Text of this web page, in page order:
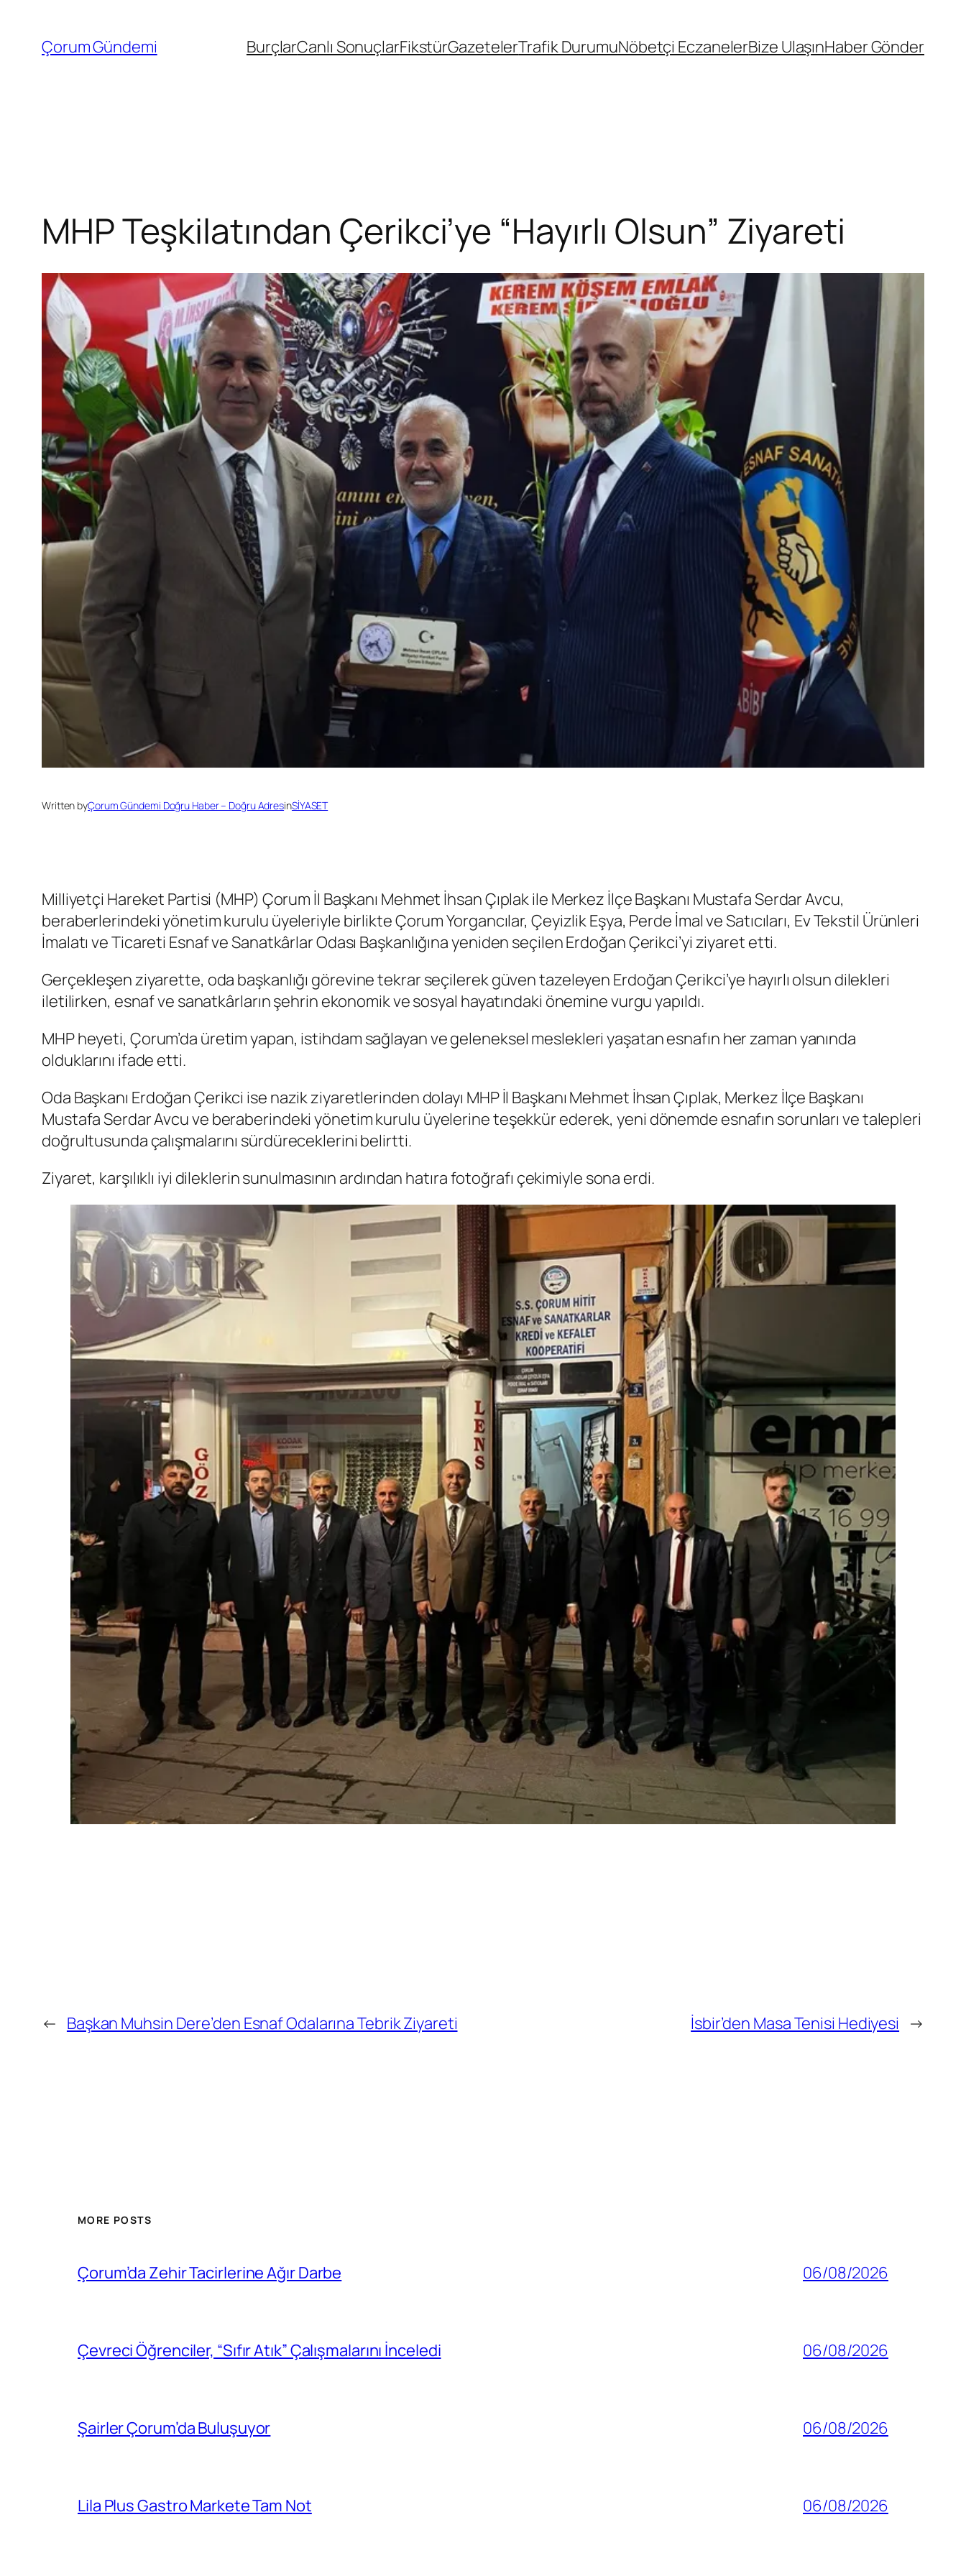
Çorum Gündemi BurçlarCanlı SonuçlarFikstürGazetelerTrafik DurumuNöbetçi EczanelerBize UlaşınHaber Gönder
MHP Teşkilatından Çerikci’ye “Hayırlı Olsun” Ziyareti
Written byÇorum Gündemi Doğru Haber – Doğru AdresinSİYASET
Milliyetçi Hareket Partisi (MHP) Çorum İl Başkanı Mehmet İhsan Çıplak ile Merkez İlçe Başkanı Mustafa Serdar Avcu,
beraberlerindeki yönetim kurulu üyeleriyle birlikte Çorum Yorgancılar, Çeyizlik Eşya, Perde İmal ve Satıcıları, Ev Tekstil Ürünleri
İmalatı ve Ticareti Esnaf ve Sanatkârlar Odası Başkanlığına yeniden seçilen Erdoğan Çerikci’yi ziyaret etti.
Gerçekleşen ziyarette, oda başkanlığı görevine tekrar seçilerek güven tazeleyen Erdoğan Çerikci’ye hayırlı olsun dilekleri
iletilirken, esnaf ve sanatkârların şehrin ekonomik ve sosyal hayatındaki önemine vurgu yapıldı.
MHP heyeti, Çorum’da üretim yapan, istihdam sağlayan ve geleneksel meslekleri yaşatan esnafın her zaman yanında
olduklarını ifade etti.
Oda Başkanı Erdoğan Çerikci ise nazik ziyaretlerinden dolayı MHP İl Başkanı Mehmet İhsan Çıplak, Merkez İlçe Başkanı
Mustafa Serdar Avcu ve beraberindeki yönetim kurulu üyelerine teşekkür ederek, yeni dönemde esnafın sorunları ve talepleri
doğrultusunda çalışmalarını sürdüreceklerini belirtti.
Ziyaret, karşılıklı iyi dileklerin sunulmasının ardından hatıra fotoğrafı çekimiyle sona erdi.
← Başkan Muhsin Dere’den Esnaf Odalarına Tebrik Ziyareti İsbir’den Masa Tenisi Hediyesi →
MORE POSTS
Çorum’da Zehir Tacirlerine Ağır Darbe 06/08/2026
Çevreci Öğrenciler, “Sıfır Atık” Çalışmalarını İnceledi 06/08/2026
Şairler Çorum’da Buluşuyor 06/08/2026
Lila Plus Gastro Markete Tam Not 06/08/2026